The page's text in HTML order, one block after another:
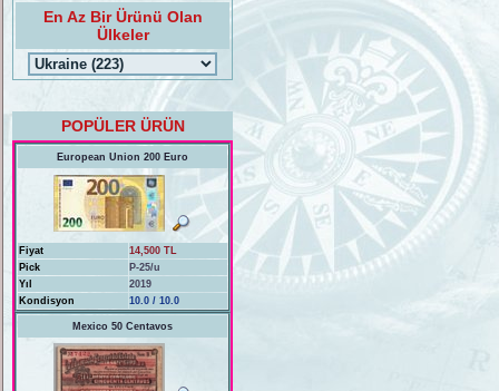
En Az Bir Ürünü Olan
Ülkeler
POPÜLER ÜRÜN
European Union 200 Euro
Fiyat
14,500 TL
Pick
P-25/u
Yıl
2019
Kondisyon
10.0 / 10.0
Mexico 50 Centavos